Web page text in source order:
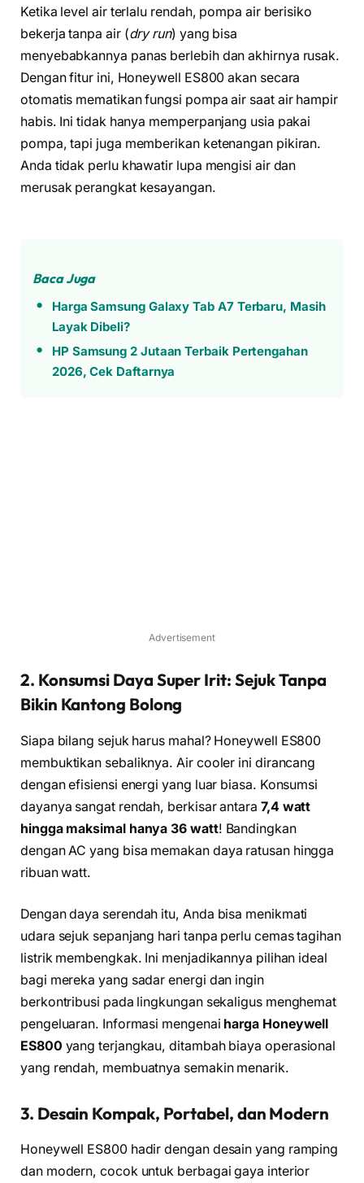
Ketika level air terlalu rendah, pompa air berisiko
bekerja tanpa air (dry run) yang bisa
menyebabkannya panas berlebih dan akhirnya rusak.
Dengan fitur ini, Honeywell ES800 akan secara
otomatis mematikan fungsi pompa air saat air hampir
habis. Ini tidak hanya memperpanjang usia pakai
pompa, tapi juga memberikan ketenangan pikiran.
Anda tidak perlu khawatir lupa mengisi air dan
merusak perangkat kesayangan.
Baca Juga
Harga Samsung Galaxy Tab A7 Terbaru, Masih
Layak Dibeli?
HP Samsung 2 Jutaan Terbaik Pertengahan
2026, Cek Daftarnya
Advertisement
2. Konsumsi Daya Super Irit: Sejuk Tanpa
Bikin Kantong Bolong
Siapa bilang sejuk harus mahal? Honeywell ES800
membuktikan sebaliknya. Air cooler ini dirancang
dengan efisiensi energi yang luar biasa. Konsumsi
dayanya sangat rendah, berkisar antara 7,4 watt
hingga maksimal hanya 36 watt! Bandingkan
dengan AC yang bisa memakan daya ratusan hingga
ribuan watt.
Dengan daya serendah itu, Anda bisa menikmati
udara sejuk sepanjang hari tanpa perlu cemas tagihan
listrik membengkak. Ini menjadikannya pilihan ideal
bagi mereka yang sadar energi dan ingin
berkontribusi pada lingkungan sekaligus menghemat
pengeluaran. Informasi mengenai harga Honeywell
ES800 yang terjangkau, ditambah biaya operasional
yang rendah, membuatnya semakin menarik.
3. Desain Kompak, Portabel, dan Modern
Honeywell ES800 hadir dengan desain yang ramping
dan modern, cocok untuk berbagai gaya interior